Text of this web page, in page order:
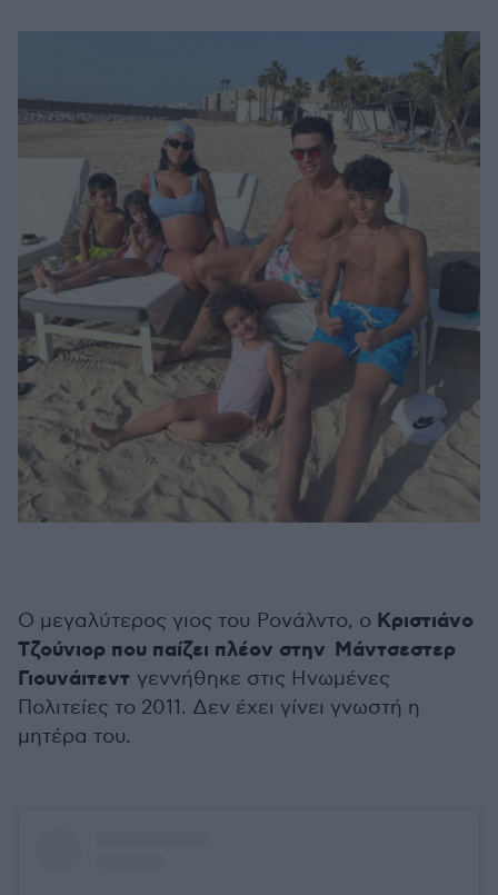
Ο μεγαλύτερος γιος του Ρονάλντο, ο Κριστιάνο
Τζούνιορ που παίζει πλέον στην Μάντσεστερ
Γιουνάιτεντ γεννήθηκε στις Ηνωμένες
Πολιτείες το 2011. Δεν έχει γίνει γνωστή η
μητέρα του.